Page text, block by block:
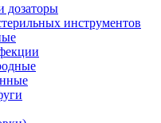
дозаторы
инструментов